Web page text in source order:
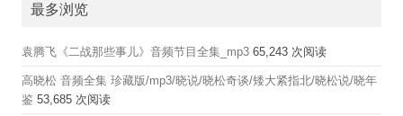
最多浏览
袁腾飞《二战那些事儿》音频节目全集_mp3 65,243 次阅读
高晓松 音频全集 珍藏版/mp3/晓说/晓松奇谈/矮大紧指北/晓松说/晓年
鉴 53,685 次阅读